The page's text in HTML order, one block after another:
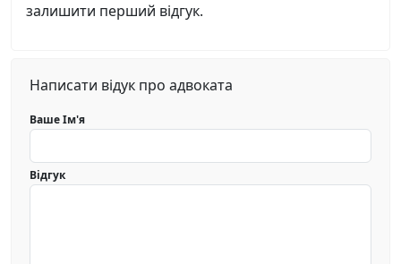
залишити перший відгук.
Написати відук про адвоката
Ваше Ім'я
Відгук